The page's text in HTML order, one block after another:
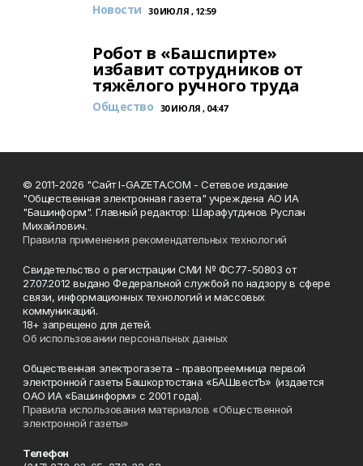
Новости 30 ИЮЛЯ , 12:59
Робот в «Башспирте»
избавит сотрудников от
тяжёлого ручного труда
Общество 30 ИЮЛЯ , 04:47
© 2011-2026 "Сайт I-GAZETA.COM - Сетевое издание
"Общественная электронная газета" учреждена АО ИА
"Башинформ". Главный редактор: Шарафутдинов Руслан
Михайлович.
Правила применения рекомендательных технологий
Свидетельство о регистрации СМИ № ФС77-50803 от
27.07.2012 выдано Федеральной службой по надзору в сфере
связи, информационных технологий и массовых
коммуникаций.
18+ запрещено для детей.
Об использовании персональных данных
Общественная электрогазета - правопреемница первой
электронной газеты Башкортостана «БАШвестЪ» (издается
ОАО ИА «Башинформ» с 2001 года).
Правила использования материалов «Общественной
электронной газеты»
Телефон